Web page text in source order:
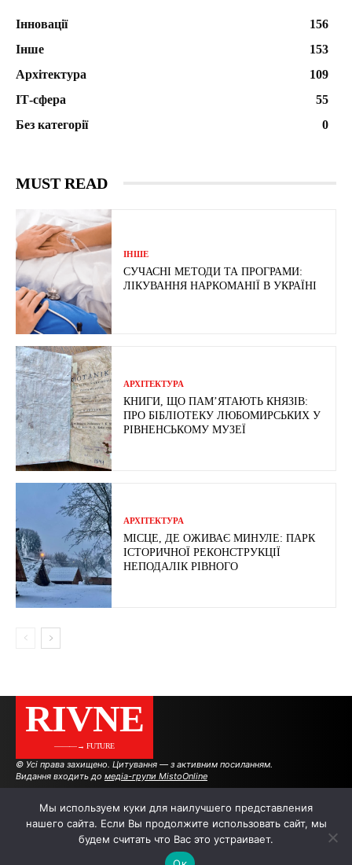
Інновації
156
Інше
153
Архітектура
109
ІТ-сфера
55
Без категорії
0
MUST READ
ІНШЕ
СУЧАСНІ МЕТОДИ ТА ПРОГРАМИ:
ЛІКУВАННЯ НАРКОМАНІЇ В УКРАЇНІ
АРХІТЕКТУРА
КНИГИ, ЩО ПАМ’ЯТАЮТЬ КНЯЗІВ:
ПРО БІБЛІОТЕКУ ЛЮБОМИРСЬКИХ У
РІВНЕНСЬКОМУ МУЗЕЇ
АРХІТЕКТУРА
МІСЦЕ, ДЕ ОЖИВАЄ МИНУЛЕ: ПАРК
ІСТОРИЧНОЇ РЕКОНСТРУКЦІЇ
НЕПОДАЛІК РІВНОГО
RIVNE
———→ FUTURE
© Усі права захищено. Цитування — з активним посиланням.
Видання входить до медіа-групи MistoOnline
АВТОРИ РЕКЛАМА НА САЙТІ
Мы используем куки для наилучшего представления
нашего сайта. Если Вы продолжите использовать сайт, мы
будем считать что Вас это устраивает.